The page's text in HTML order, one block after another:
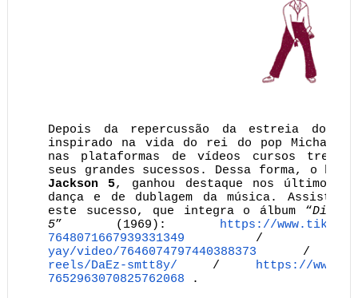
Depois da repercussão da estreia do
inspirado na vida do rei do pop Michael
nas plataformas de vídeos cursos trends
seus grandes sucessos. Dessa forma, o hit
Jackson 5, ganhou destaque nos últimos
dança e de dublagem da música. Assista
este sucesso, que integra o álbum “Diana
5” (1969): https://
7648071667939331349 /
yay/video/7646074797440388373 /
reels/DaEz-smtt8y/ / https://
7652963070825762068 .